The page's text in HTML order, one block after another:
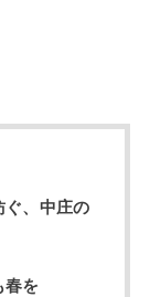
ぐ、中庄の
春を